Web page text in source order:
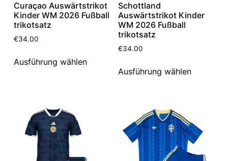
Curaçao Auswärtstrikot
Kinder WM 2026 Fußball
trikotsatz
€34.00
Ausführung wählen
Schottland
Auswärtstrikot Kinder
WM 2026 Fußball
trikotsatz
€34.00
Ausführung wählen